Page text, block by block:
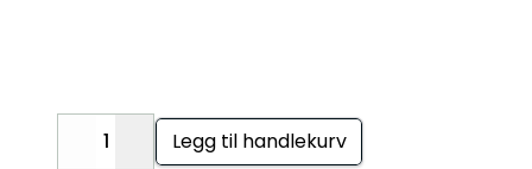
DecreaseIncrease
Legg til handlekurv